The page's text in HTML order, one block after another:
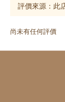
尚未有任何評價